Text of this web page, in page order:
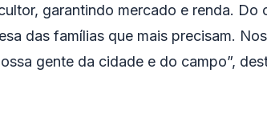
garantindo mercado e renda. Do
das famílias que mais precisam.
gente da cidade e do campo”,